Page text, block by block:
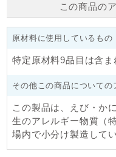
この商品の
原材料に使用しているもの
特定原材料9品目は含ま
その他この商品についての
この製品は、えび・か
生のアレルギー物質（
場内で小分け製造してい